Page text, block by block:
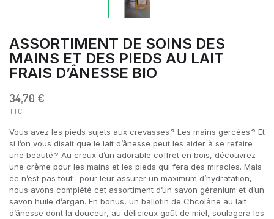
ASSORTIMENT DE SOINS DES
MAINS ET DES PIEDS AU LAIT
FRAIS D’ÂNESSE BIO
34,70 €
TTC
Vous avez les pieds sujets aux crevasses ? Les mains gercées ? Et
si l’on vous disait que le lait d’ânesse peut les aider à se refaire
une beauté ? Au creux d’un adorable coffret en bois, découvrez
une crème pour les mains et les pieds qui fera des miracles. Mais
ce n’est pas tout : pour leur assurer un maximum d’hydratation,
nous avons complété cet assortiment d’un savon géranium et d’un
savon huile d’argan. En bonus, un ballotin de Chcolâne au lait
d’ânesse dont la douceur, au délicieux goût de miel, soulagera les